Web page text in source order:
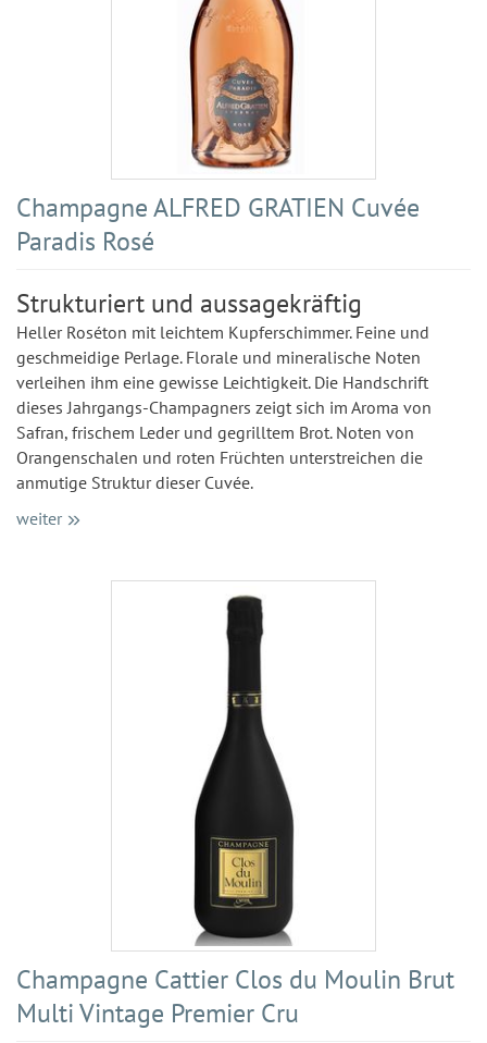
Champagne ALFRED GRATIEN Cuvée
Paradis Rosé
Strukturiert und aussagekräftig
Heller Roséton mit leichtem Kupferschimmer. Feine und
geschmeidige Perlage. Florale und mineralische Noten
verleihen ihm eine gewisse Leichtigkeit. Die Handschrift
dieses Jahrgangs-Champagners zeigt sich im Aroma von
Safran, frischem Leder und gegrilltem Brot. Noten von
Orangenschalen und roten Früchten unterstreichen die
anmutige Struktur dieser Cuvée.
weiter
Champagne Cattier Clos du Moulin Brut
Multi Vintage Premier Cru